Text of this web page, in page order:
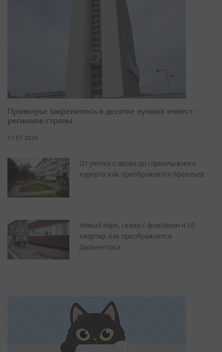
Приморье закрепилось в десятке лучших инвест-
регионов страны
17.07.2026
От уютного двора до горнолыжного
курорта: как преображается Арсеньев
Новый парк, сквер с фонтаном и 50
квартир: как преображается
Дальнегорск